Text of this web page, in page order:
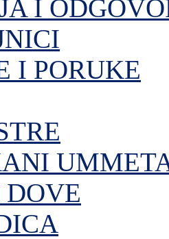
I
I PORUKE